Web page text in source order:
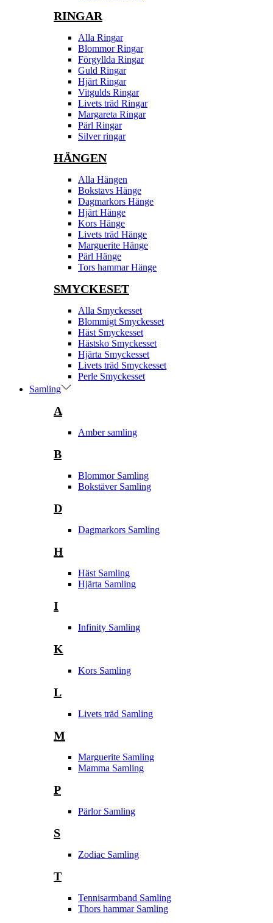
RINGAR
Alla Ringar
Blommor Ringar
Förgyllda Ringar
Guld Ringar
Hjärt Ringar
Vitgulds Ringar
Livets träd Ringar
Margareta Ringar
Pärl Ringar
Silver ringar
HÄNGEN
Alla Hängen
Bokstavs Hänge
Dagmarkors Hänge
Hjärt Hänge
Kors Hänge
Livets träd Hänge
Marguerite Hänge
Pärl Hänge
Tors hammar Hänge
SMYCKESET
Alla Smyckesset
Blommigt Smyckesset
Häst Smyckesset
Hästsko Smyckesset
Hjärta Smyckesset
Livets träd Smyckesset
Perle Smyckesset
Samling
A
Amber samling
B
Blommor Samling
Bokstäver Samling
D
Dagmarkors Samling
H
Häst Samling
Hjärta Samling
I
Infinity Samling
K
Kors Samling
L
Livets träd Samling
M
Marguerite Samling
Mamma Samling
P
Pärlor Samling
S
Zodiac Samling
T
Tennisarmband Samling
Thors hammar Samling